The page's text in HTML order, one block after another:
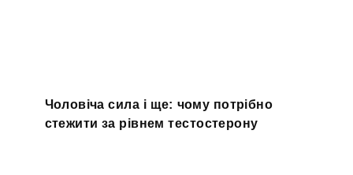
Чоловіча сила і ще: чому потрібно
стежити за рівнем тестостерону